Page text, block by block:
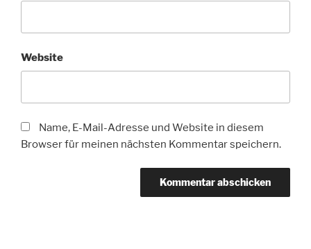
Website
Name, E-Mail-Adresse und Website in diesem
Browser für meinen nächsten Kommentar speichern.